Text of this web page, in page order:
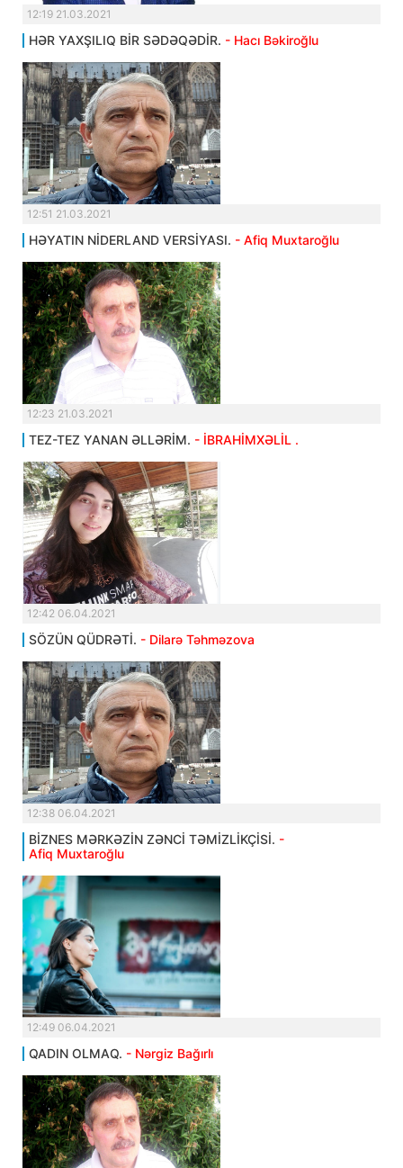
12:19 21.03.2021
HƏR YAXŞILIQ BİR SƏDƏQƏDİR. - Hacı Bəkiroğlu
12:51 21.03.2021
HƏYATIN NİDERLAND VERSİYASI. - Afiq Muxtaroğlu
12:23 21.03.2021
TEZ-TEZ YANAN ƏLLƏRİM. - İBRAHİMXƏLİL .
12:42 06.04.2021
SÖZÜN QÜDRƏTİ. - Dilarə Təhməzova
12:38 06.04.2021
BİZNES MƏRKƏZİN ZƏNCİ TƏMİZLİKÇİSİ. -
Afiq Muxtaroğlu
12:49 06.04.2021
QADIN OLMAQ. - Nərgiz Bağırlı